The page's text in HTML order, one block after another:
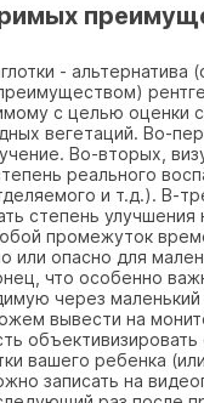
- альтернатива
с целью оценки
вегетаций. Во-
Во-вторых,
реального
и т.д.). В-
степень улучшения
промежуток
или опасно для
что особенно
через
вывести на
объективизировать
вашего ребенка
записать на